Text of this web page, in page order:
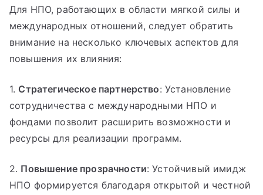
Для НПО, работающих в области мягкой силы и
международных отношений, следует обратить
внимание на несколько ключевых аспектов для
повышения их влияния:
1. Стратегическое партнерство: Установление
сотрудничества с международными НПО и
фондами позволит расширить возможности и
ресурсы для реализации программ.
2. Повышение прозрачности: Устойчивый имидж
НПО формируется благодаря открытой и честной